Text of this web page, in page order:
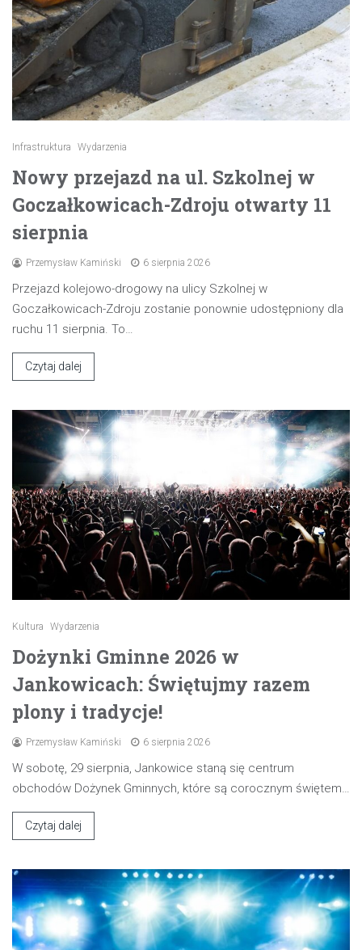
Infrastruktura Wydarzenia
Nowy przejazd na ul. Szkolnej w
Goczałkowicach-Zdroju otwarty 11
sierpnia
Przemysław Kamiński 6 sierpnia 2026
Przejazd kolejowo-drogowy na ulicy Szkolnej w
Goczałkowicach-Zdroju zostanie ponownie udostępniony dla
ruchu 11 sierpnia. To…
Czytaj dalej
Kultura Wydarzenia
Dożynki Gminne 2026 w
Jankowicach: Świętujmy razem
plony i tradycje!
Przemysław Kamiński 6 sierpnia 2026
W sobotę, 29 sierpnia, Jankowice staną się centrum
obchodów Dożynek Gminnych, które są corocznym świętem…
Czytaj dalej